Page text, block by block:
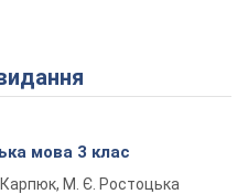
Play Video
мова 3 клас
М. Є. Ростоцька